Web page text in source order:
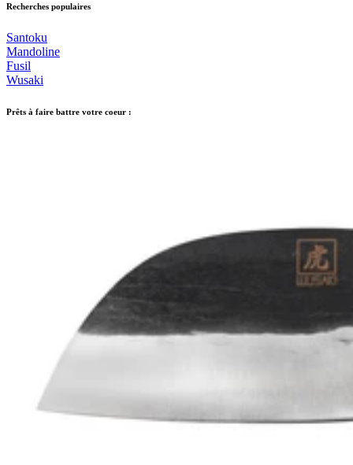
Recherches populaires
Santoku
Mandoline
Fusil
Wusaki
Prêts à faire battre votre coeur :